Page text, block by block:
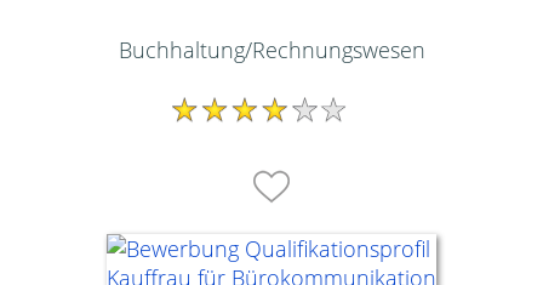
Buchhaltung/Rechnungswesen